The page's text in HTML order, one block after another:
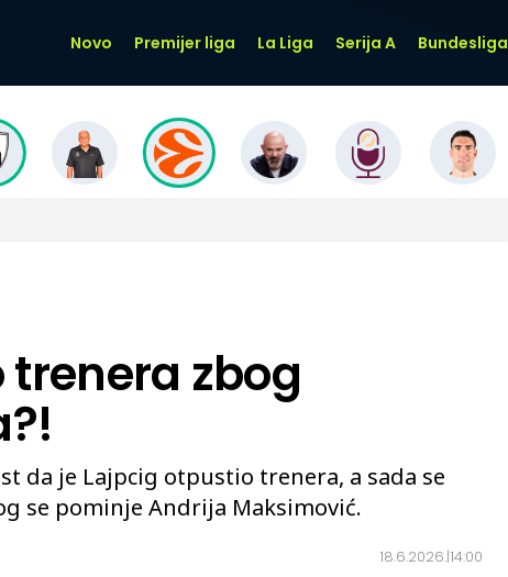
Novo Premijer liga La Liga Serija A Bundesliga
18.6.2026. 14:00
zbog
da je Lajpcig otpustio trenera, a sada se
se pominje Andrija Maksimović.